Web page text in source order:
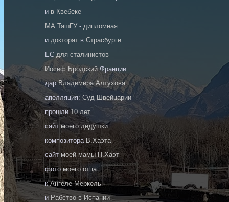
и в Квебеке
МА ТашГУ - дипломная
и докторат в Страсбурге
EC для сталинистов
Иосиф Бродский Франции
дарВладимира Алтухова
апелляция: Cуд Швейцарии
прошли 10 лет
cайтмоего дедушки
композитора В.Хаэта
cайт моей мамы Н.Хаэт
фото моего отца
кАнгеле Меркель
и Рабство в Испании